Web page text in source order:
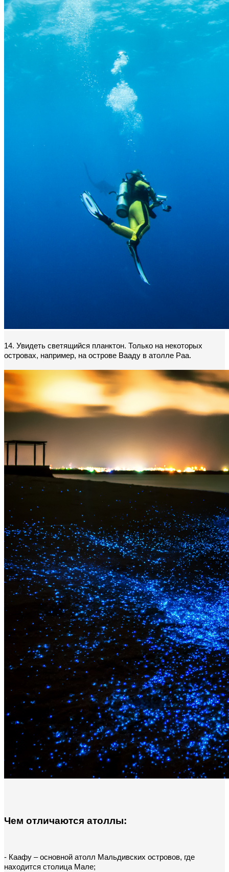
14. Увидеть светящийся планктон. Только на некоторых
островах, например, на острове Вааду в атолле Раа.
Чем отличаются атоллы:
- Каафу – основной атолл Мальдивских островов, где
находится столица Мале;